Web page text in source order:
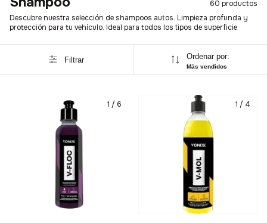
60 productos
Descubre nuestra selección de shampoos autos. Limpieza profunda y
protección para tu vehículo. Ideal para todos los tipos de superficie
Filtrar Ordenar por:
Más vendidos
1 / 6 1 / 4